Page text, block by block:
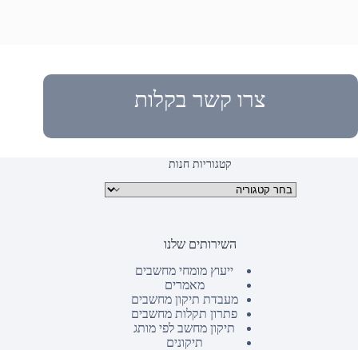
צרו קשר בקלות
קטגוריות חנות
קטגוריות מוצרים
השירותים שלנו
ייעוץ מומחי מחשבים
מאמרים
מעבדת תיקון מחשבים
פתרון תקלות מחשבים
תיקון מחשב לפי מותג
תיקונים